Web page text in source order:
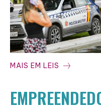
MAIS EM LEIS